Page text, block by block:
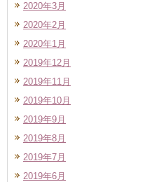
2020年3月
2020年2月
2020年1月
2019年12月
2019年11月
2019年10月
2019年9月
2019年8月
2019年7月
2019年6月